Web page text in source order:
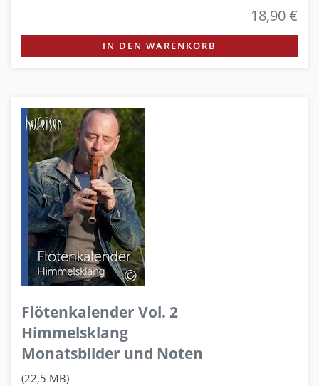
18,90 €
IN DEN WARENKORB
Flötenkalender Vol. 2
Himmelsklang
Monatsbilder und Noten
(22,5 MB)